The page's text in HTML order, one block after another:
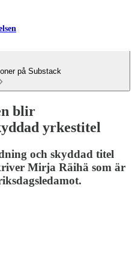
på Substack
blir
yrkestitel
och skyddad titel
Mirja Räihä som är